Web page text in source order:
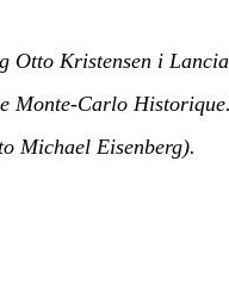
Otto Kristensen i
Monte-Carlo
Michael Eisenberg).